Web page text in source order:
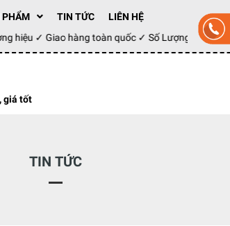
PHẨM TIN TỨC
LIÊN HỆ
hiệu ✓ Giao hàng toàn quốc ✓ Số Lượng 100 cái
giá tốt
TIN TỨC